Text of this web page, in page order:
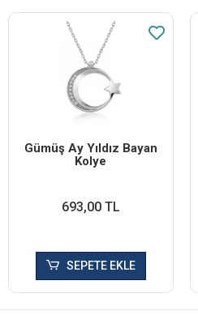
Gümüş Ay Yıldız Bayan
Kolye
693,00 TL
SEPETE EKLE